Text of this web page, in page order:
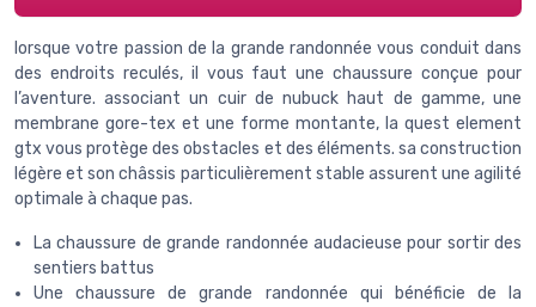
lorsque votre passion de la grande randonnée vous conduit dans
des endroits reculés, il vous faut une chaussure conçue pour
l’aventure. associant un cuir de nubuck haut de gamme, une
membrane gore-tex et une forme montante, la quest element
gtx vous protège des obstacles et des éléments. sa construction
légère et son châssis particulièrement stable assurent une agilité
optimale à chaque pas.
La chaussure de grande randonnée audacieuse pour sortir des
sentiers battus
Une chaussure de grande randonnée qui bénéficie de la